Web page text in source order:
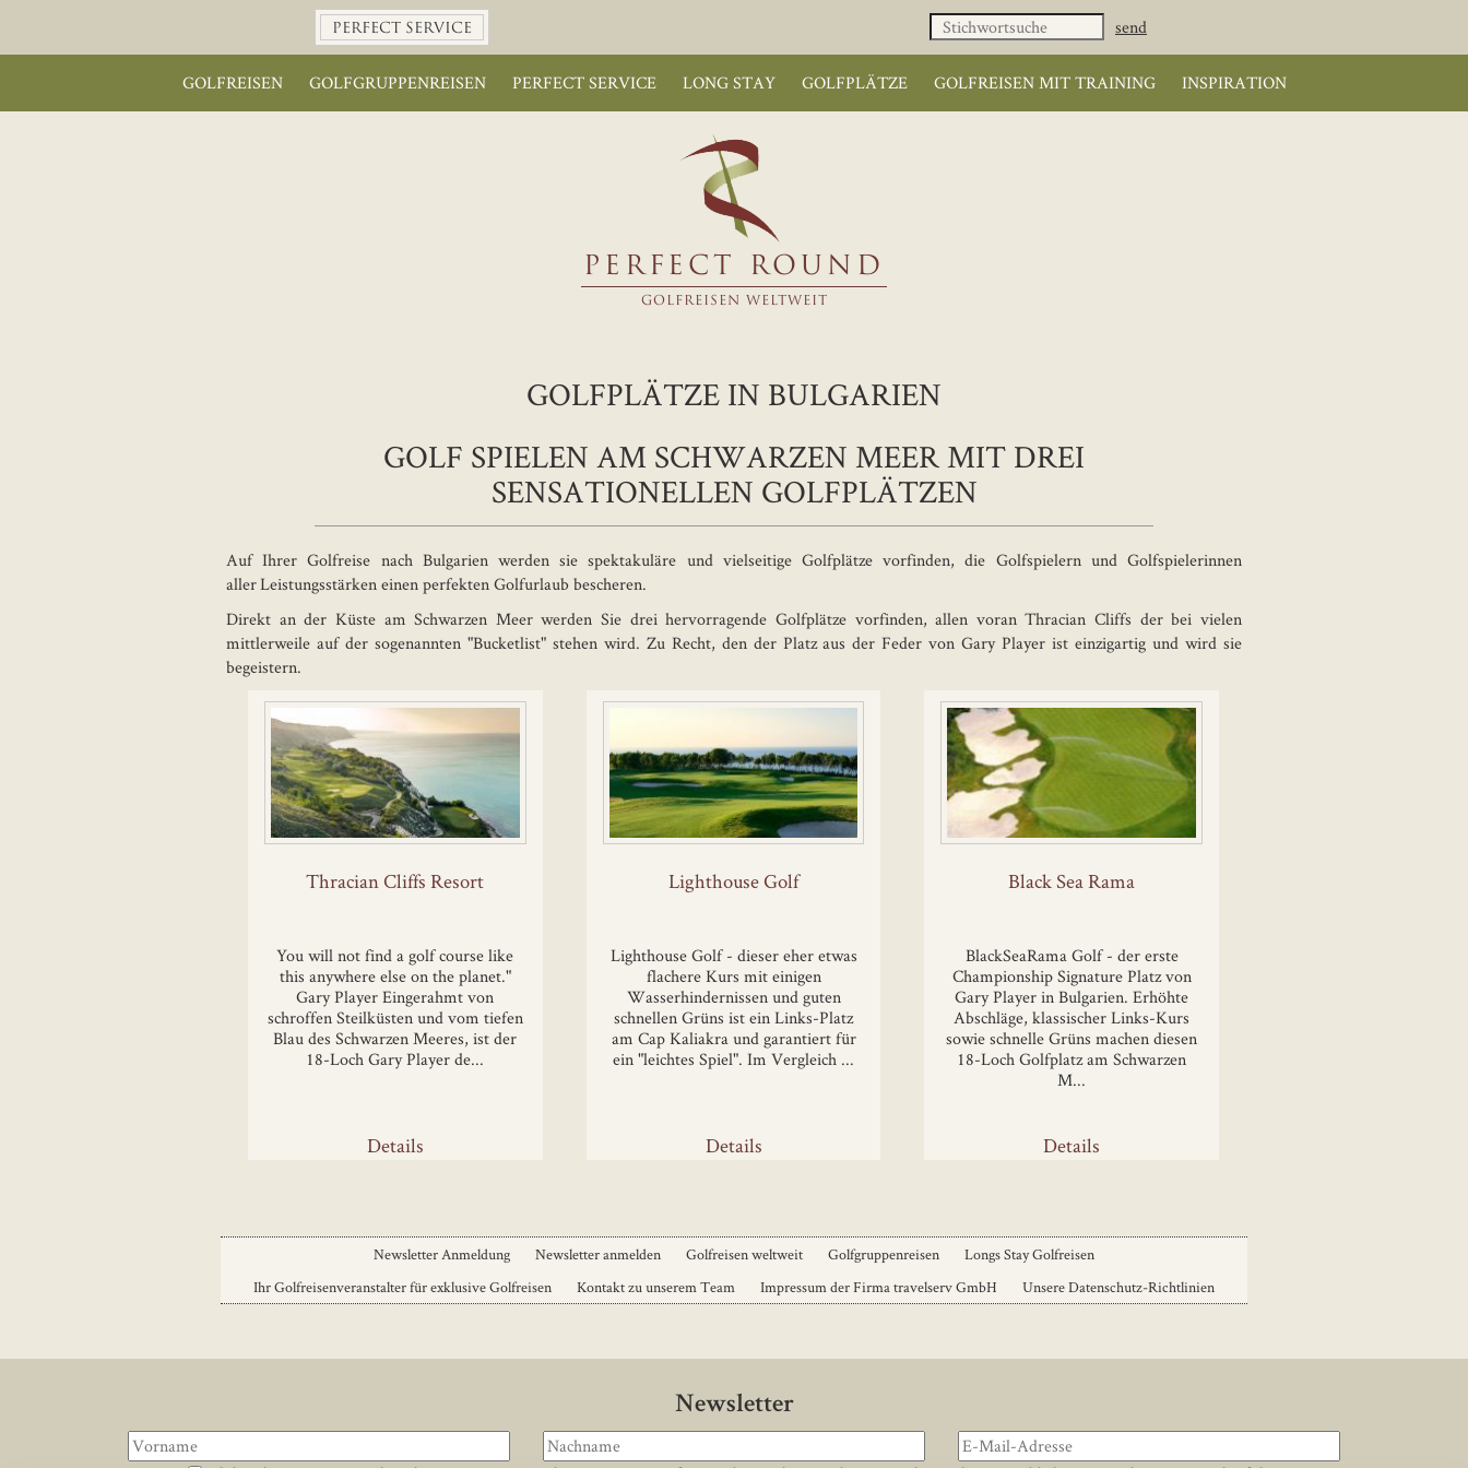
PERFECT SERVICE
GOLFREISEN GOLFGRUPPENREISEN PERFECT SERVICE LONG STAY GOLFPLÄTZE GOLFREISEN MIT TRAINING INSPIRATION
PERFECT ROUND
GOLFREISEN WELTWEIT
GOLFPLÄTZE IN BULGARIEN
GOLF SPIELEN AM SCHWARZEN MEER MIT DREI
SENSATIONELLEN GOLFPLÄTZEN
Auf Ihrer Golfreise nach Bulgarien werden sie spektakuläre und vielseitige Golfplätze vorfinden, die Golfspielern und Golfspielerinnen
allerLeistungsstärken einen perfekten Golfurlaub bescheren.
Direkt an der Küste am Schwarzen Meer werden Sie drei hervorragende Golfplätze vorfinden, allen voran Thracian Cliffs der bei vielen
mittlerweile auf der sogenannten "Bucketlist" stehen wird. Zu Recht, den der Platz aus der Feder von Gary Player ist einzigartig und wird sie
begeistern.
Thracian Cliffs Resort
You will not find a golf course like
this anywhere else on the planet."
Gary Player Eingerahmt von
schroffen Steilküsten und vom tiefen
Blau des Schwarzen Meeres, ist der
18-Loch Gary Player de...
Details
Lighthouse Golf
Lighthouse Golf - dieser eher etwas
flachere Kurs mit einigen
Wasserhindernissen und guten
schnellen Grüns ist ein Links-Platz
am Cap Kaliakra und garantiert für
ein "leichtes Spiel". Im Vergleich ...
Details
Black Sea Rama
BlackSeaRama Golf - der erste
Championship Signature Platz von
Gary Player in Bulgarien. Erhöhte
Abschläge, klassischer Links-Kurs
sowie schnelle Grüns machen diesen
18-Loch Golfplatz am Schwarzen
M...
Details
Newsletter Anmeldung Newsletter anmelden Golfreisen weltweit Golfgruppenreisen
Longs Stay Golfreisen
Ihr Golfreisenveranstalter für exklusive Golfreisen
Kontakt zu unserem Team Impressum der Firma travelserv GmbH Unsere Datenschutz-Richtlinien
Newsletter